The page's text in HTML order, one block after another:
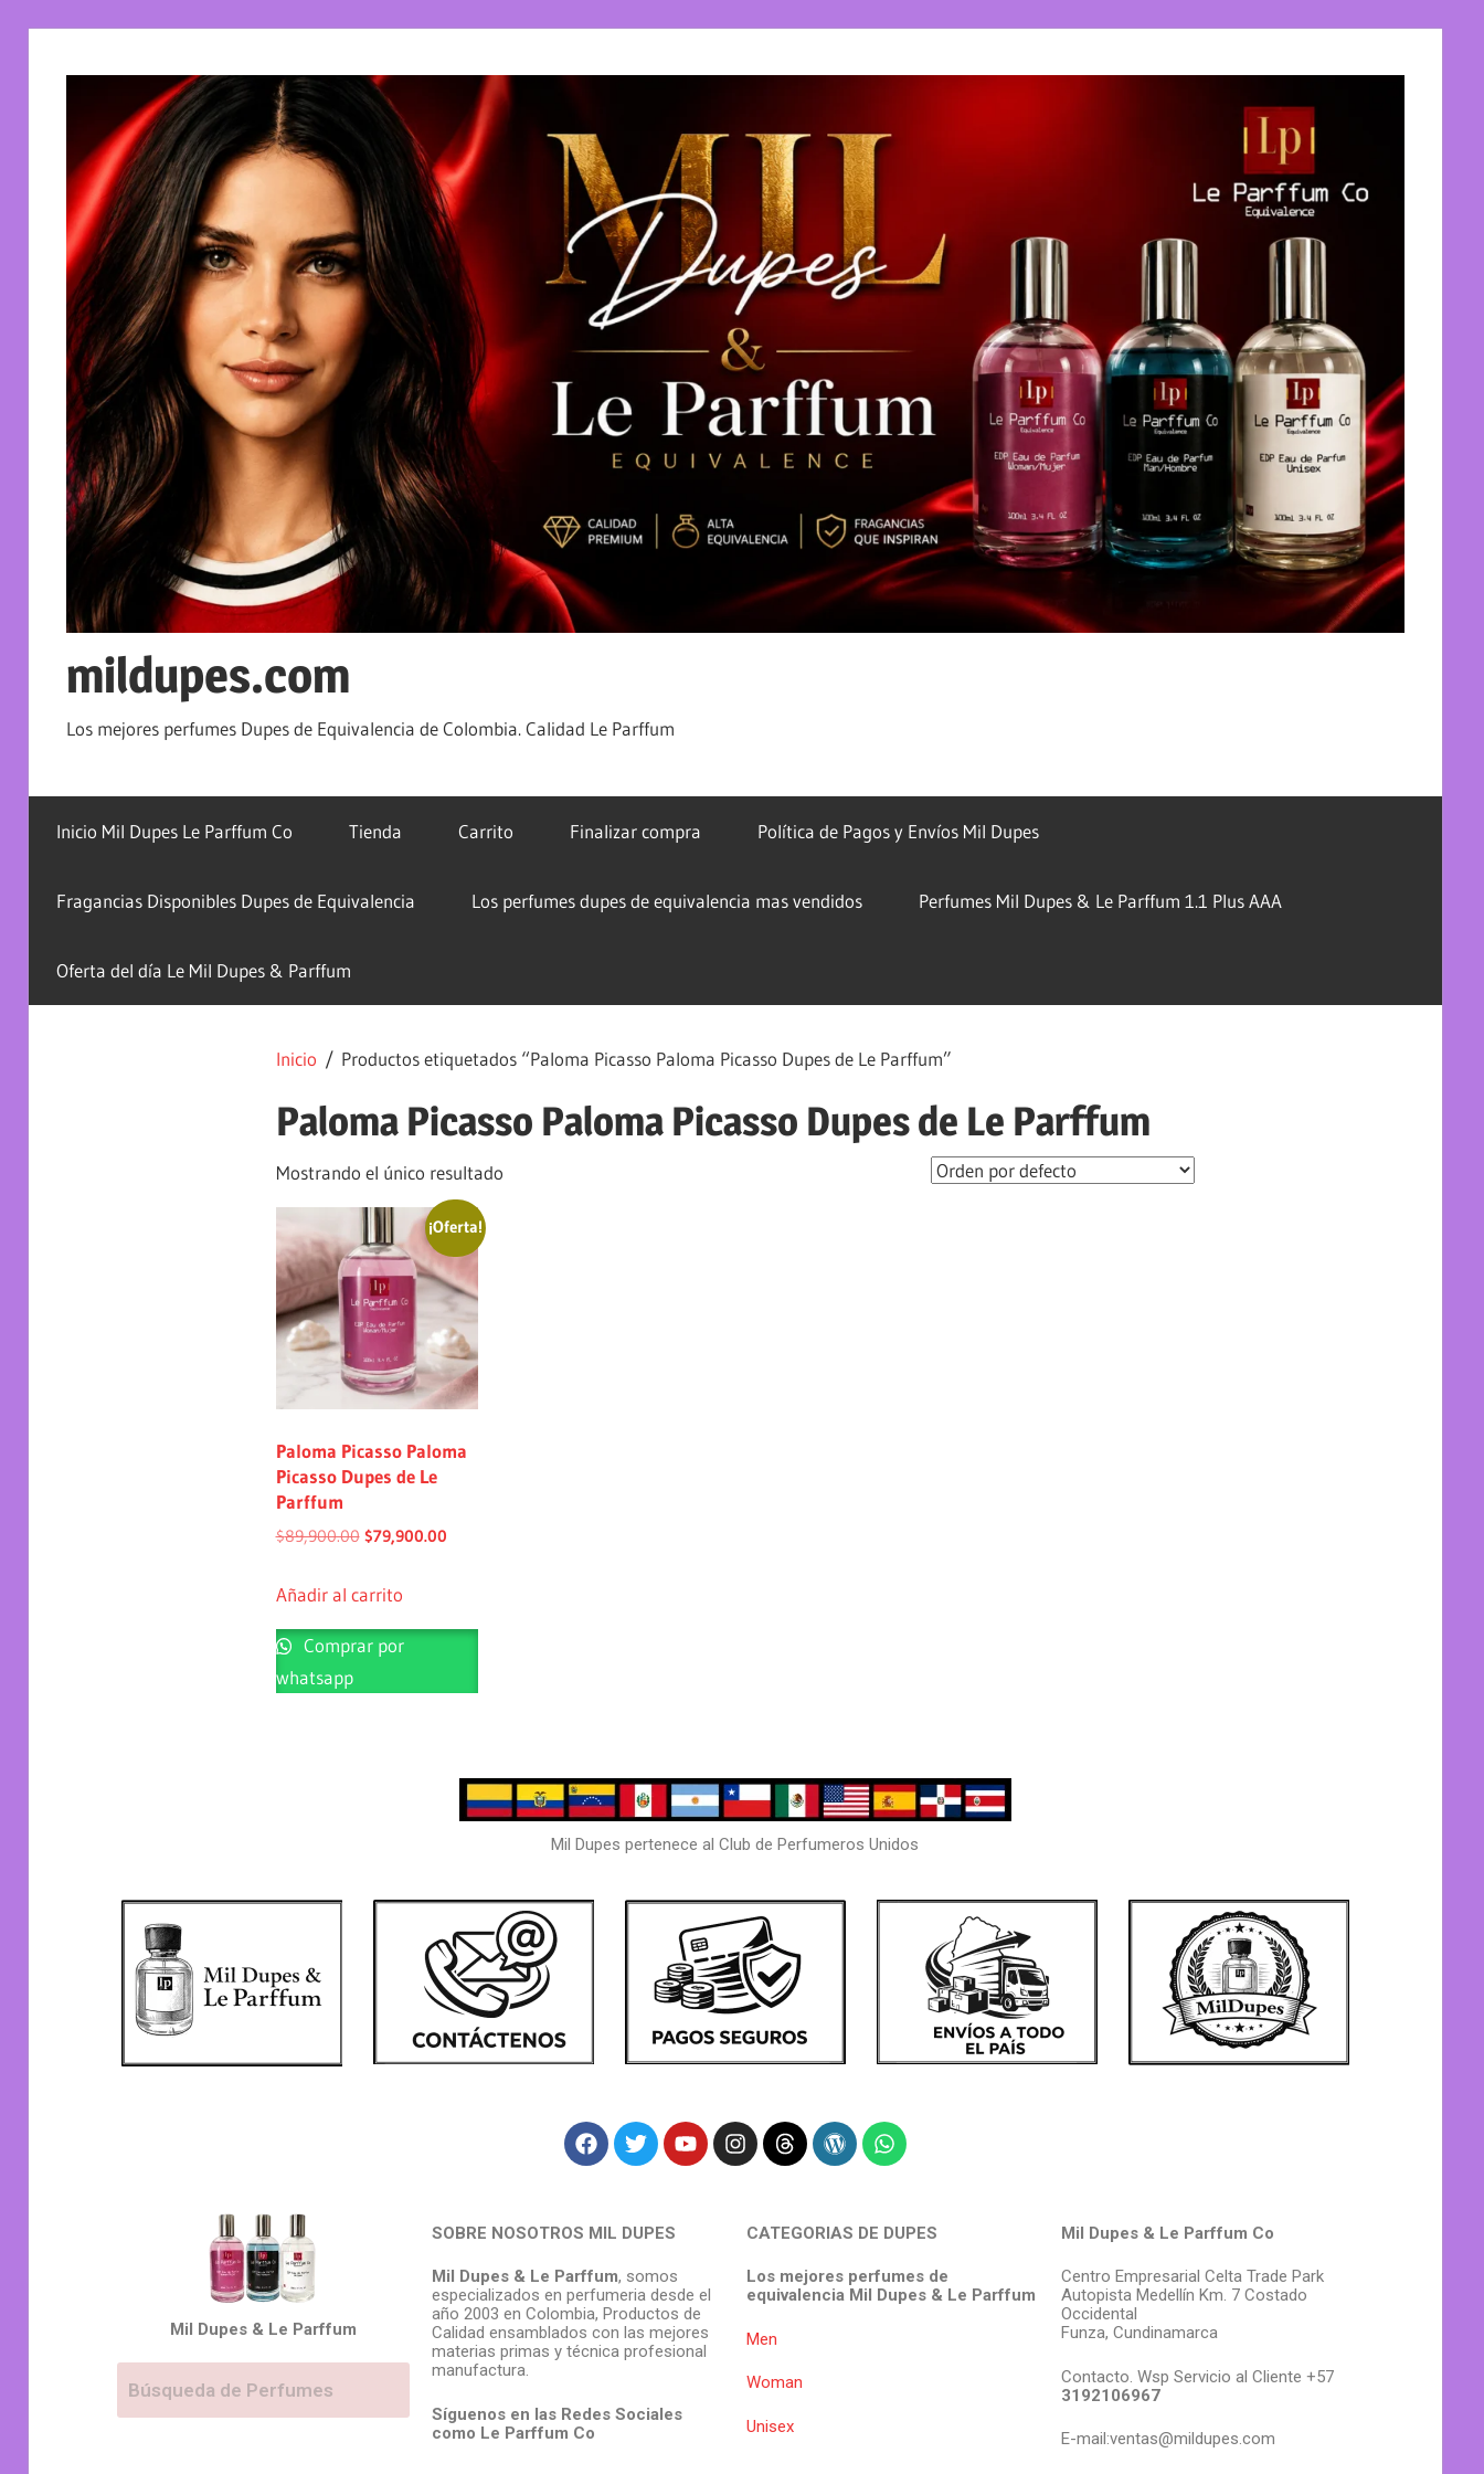
mildupes.com
Los mejores perfumes Dupes de Equivalencia de Colombia. Calidad Le Parffum
Inicio Mil Dupes Le Parffum Co Tienda Carrito Finalizar compra Política de Pagos y Envíos Mil Dupes
Fragancias Disponibles Dupes de Equivalencia Los perfumes dupes de equivalencia mas vendidos Perfumes Mil Dupes & Le Parffum 1.1 Plus AAA
Oferta del día Le Mil Dupes & Parffum
Inicio / Productos etiquetados “Paloma Picasso Paloma Picasso Dupes de Le Parffum”
Paloma Picasso Paloma Picasso Dupes de Le Parffum
Mostrando el único resultado
¡Oferta!
Paloma Picasso Paloma
Picasso Dupes de Le
Parffum
$89,900.00 $79,900.00
Añadir al carrito
Comprar por
whatsapp
Mil Dupes pertenece al Club de Perfumeros Unidos
Mil Dupes & Le Parffum
SOBRE NOSOTROS MIL DUPES
Mil Dupes & Le Parffum, somos
especializados en perfumeria desde el
año 2003 en Colombia, Productos de
Calidad ensamblados con las mejores
materias primas y técnica profesional
manufactura.
Síguenos en las Redes Sociales
como Le Parffum Co
CATEGORIAS DE DUPES
Los mejores perfumes de
equivalencia Mil Dupes & Le Parffum
Men
Woman
Unisex
Mil Dupes & Le Parffum Co
Centro Empresarial Celta Trade Park
Autopista Medellín Km. 7 Costado
Occidental
Funza, Cundinamarca
Contacto. Wsp Servicio al Cliente +57
3192106967
E-mail:ventas@mildupes.com